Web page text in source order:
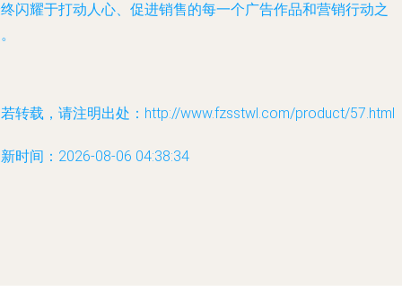
闪耀于打动人心、促进销售的每一个广告作品和营销行动之
转载，请注明出处：http://www.fzsstwl.com/product/57.html
时间：2026-08-06 04:38:34